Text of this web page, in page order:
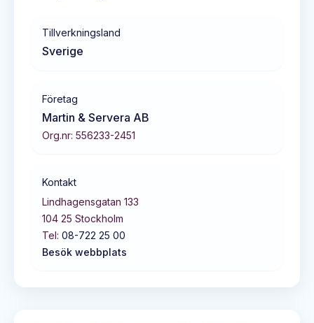
Tillverkningsland
Sverige
Företag
Martin & Servera AB
Org.nr: 556233-2451
Kontakt
Lindhagensgatan 133
104 25 Stockholm
Tel: 08-722 25 00
Besök webbplats